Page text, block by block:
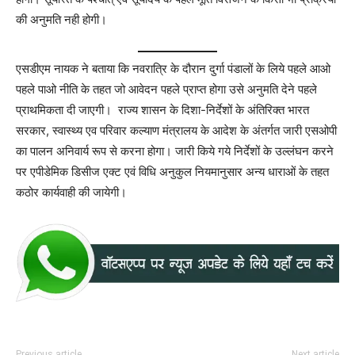
की अनुमति नही होगी।
एसडीएम नायक ने बताया कि नवरात्रि के दौरान दुर्गा पंडालों के लिये पहले आओ
पहले पाओ नीति के तहत जो आवेदन पहले प्राप्त होगा उसे अनुमति देने पहले
प्राथमिकता दी जाएगी। राज्य शासन के दिशा-निर्देशों के अंतिरिक्त भारत
सरकार, स्वास्थ्य एव परिवार कल्याण मंत्रालय के आदेश के अंतर्गत जारी एसओपी
का पालन अनिवार्य रूप से करना होगा। जारी किये गये निर्देशों के उल्लंघन करने
पर एपीडेमिक डिसीज एक्ट एवं विधि अनुकुल नियमानुसार अन्य धाराओं के तहत
कठोर कार्यवाही की जायेगी।